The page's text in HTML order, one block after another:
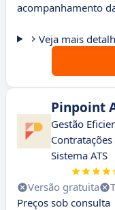
acompanhamento
Veja mais
Pinpoint
Gestão
Sistema ATS
Versão gratuita
Preços sob consulta